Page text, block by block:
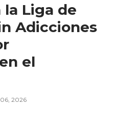
la Liga de
Adicciones
el
2026